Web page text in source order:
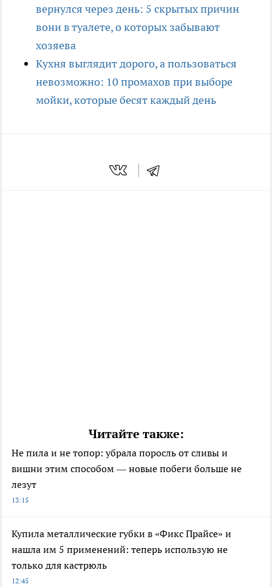
вернулся через день: 5 скрытых причин
вони в туалете, о которых забывают
хозяева
Кухня выглядит дорого, а пользоваться
невозможно: 10 промахов при выборе
мойки, которые бесят каждый день
Читайте также:
Не пила и не топор: убрала поросль от сливы и
вишни этим способом — новые побеги больше не
лезут
13:15
Купила металлические губки в «Фикс Прайсе» и
нашла им 5 применений: теперь использую не
только для кастрюль
12:45